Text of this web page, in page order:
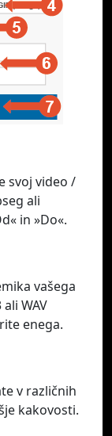
svoj video /
ali
in »Do«.
vašega
WAV
enega.
v različnih
kakovosti.